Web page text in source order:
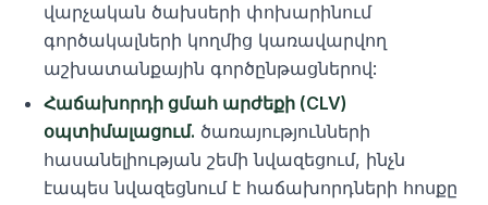
վարչական ծախսերի փոխարինում
գործակալների կողմից կառավարվող
աշխատանքային գործընթացներով:
Հաճախորդի ցմահ արժեքի (CLV)
օպտիմալացում. ծառայությունների
հասանելիության շեմի նվազեցում, ինչն
էապես նվազեցնում է հաճախորդների հոսքը